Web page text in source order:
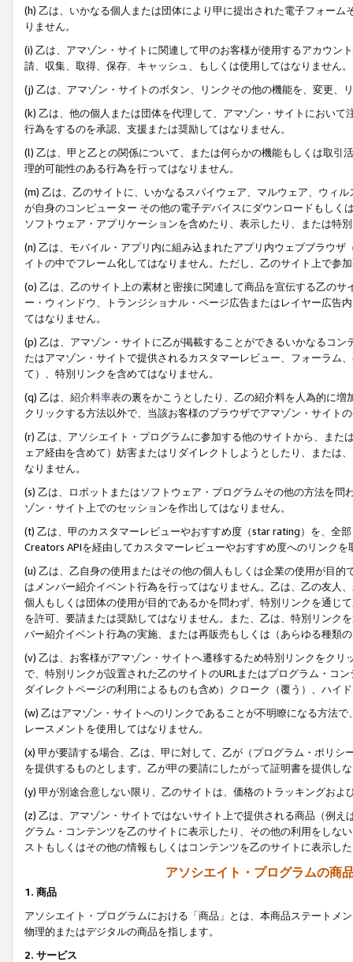
(h) 乙は、いかなる個人または団体により甲に提出された電子フォー
りません。
(i) 乙は、アマゾン・サイトに関連して甲のお客様が使用するアカウン
請、収集、取得、保存、キャッシュ、もしくは使用してはなりません。
(j) 乙は、アマゾン・サイトのボタン、リンクその他の機能を、変更、
(k) 乙は、他の個人または団体を代理して、アマゾン・サイトにおい
行為をするのを承認、支援または奨励してはなりません。
(l) 乙は、甲と乙との関係について、または何らかの機能もしくは取
理的可能性のある行為を行ってはなりません。
(m) 乙は、乙のサイトに、いかなるスパイウェア、マルウェア、ウィ
が自身のコンピューター その他の電子デバイスにダウンロードもし
ソフトウェア・アプリケーションを含めたり、表示したり、または特
(n) 乙は、モバイル・アプリ内に組み込まれたアプリ内ウェブブラウ
イトの中でフレーム化してはなりません。ただし、乙のサイト上で参
(o) 乙は、乙のサイト上の素材と密接に関連して商品を宣伝する乙の
ー・ウィンドウ、トランジショナル・ページ広告またはレイヤー広告
てはなりません。
(p) 乙は、アマゾン・サイトに乙が掲載することができるいかなるコ
たはアマゾン・サイトで提供されるカスタマーレビュー、フォーラム
て）、特別リンクを含めてはなりません。
(q) 乙は、 紹介料率表の裏をかこうとしたり、乙の紹介料を人為的に
クリックする方法以外で、当該お客様のブラウザでアマゾン・サイト
(r) 乙は、アソシエイト・プログラムに参加する他のサイトから、ま
ェア経由を含めて）妨害またはリダイレクトしようとしたり、または
なりません。
(s) 乙は、ロボットまたはソフトウェア・プログラムその他の方法を
ゾン・サイト上でのセッションを作出してはなりません。
(t) 乙は、甲のカスタマーレビューやおすすめ度（star rating）を、全
Creators APIを経由してカスタマーレビューやおすすめ度へのリンクを
(u) 乙は、乙自身の使用またはその他の個人もしくは企業の使用が目
はメンバー紹介イベント行為を行ってはなりません。乙は、乙の友人
個人もしくは団体の使用が目的であるかを問わず、特別リンクを通じ
を許可、要請または奨励してはなりません。また、乙は、特別リンク
バー紹介イベント行為の実施、または再販売もしくは（あらゆる種類
(v) 乙は、お客様がアマゾン・サイトへ遷移するため特別リンクをク
で、特別リンクが設置された乙のサイトのURLまたはプログラム・コ
ダイレクトページの利用によるものも含め）クローク（覆う）、ハイ
(w) 乙はアマゾン・サイトへのリンクであることが不明瞭になる方法
レースメントを使用してはなりません。
(x) 甲が要請する場合、乙は、甲に対して、乙が（プログラム・ポリ
を提供するものとします。乙が甲の要請にしたがって証明書を提供し
(y) 甲が別途合意しない限り、乙のサイトは、価格のトラッキングお
(z) 乙は、アマゾン・サイトではないサイト上で提供される商品（例
グラム・コンテンツを乙のサイトに表示したり、その他の利用をしな
ストもしくはその他の情報もしくはコンテンツを乙のサイトに表示し
アソシエイト・プログラムの商
1. 商品
アソシエイト・プログラムにおける「商品」とは、本商品ステートメ
物理的またはデジタルの商品を指します。
2. サービス